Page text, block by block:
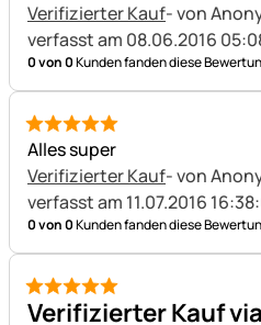
Verifizierter Kauf- von
verfasst am 08.06.2016
0 von 0Kunden fanden diese
5 von 5
Alles super
Verifizierter Kauf- von
verfasst am 11.07.2016
0 von 0Kunden fanden diese
5 von 5
Verifizierter Kauf